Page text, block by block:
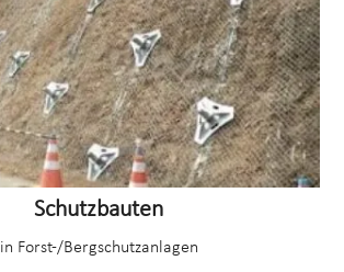
Schutzbauten
in Forst-/Bergschutzanlagen